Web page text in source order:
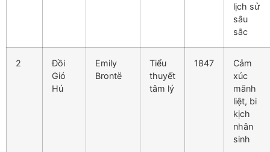
lịch sử
sâu
sắc
2
Đồi
Gió
Hú
Emily
Brontë
Tiểu
thuyết
tâm lý
1847
Cảm
xúc
mãnh
liệt, bi
kịch
nhân
sinh